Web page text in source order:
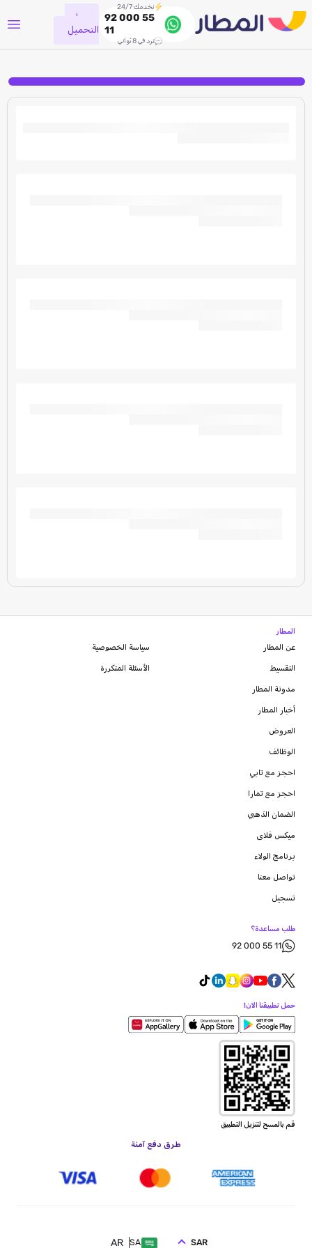
نخدمك 24/7
92 000 55
11
نرد في 8 ثواني
جاري
التحميل
المطار
عن المطار
التقسيط
مدونة المطار
أخبار المطار
العروض
الوظائف
احجز مع تابي
احجز مع تمارا
الضمان الذهبي
ميكس فلاى
برنامج الولاء
سياسة الخصوصية
الأسئلة المتكررة
تواصل معنا
تسجيل
طلب مساعدة؟
92 000 55 11
حمل تطبيقنا الآن!
قم بالمسح لتنزيل التطبيق
طرق دفع آمنة
SA
AR SAR